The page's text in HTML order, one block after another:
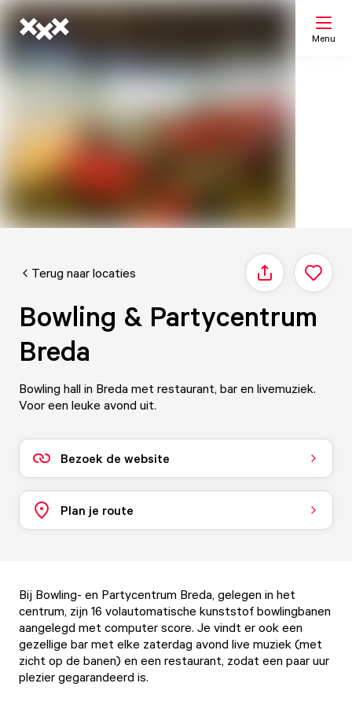
Menu
Terug naar locaties Delen
Bowling & Partycentrum
Breda
Bowling hall in Breda met restaurant, bar en livemuziek.
Voor een leuke avond uit.
Bezoek de website
Plan je route
Bij Bowling- en Partycentrum Breda, gelegen in het
centrum, zijn 16 volautomatische kunststof bowlingbanen
aangelegd met computer score. Je vindt er ook een
gezellige bar met elke zaterdag avond live muziek (met
zicht op de banen) en een restaurant, zodat een paar uur
plezier gegarandeerd is.